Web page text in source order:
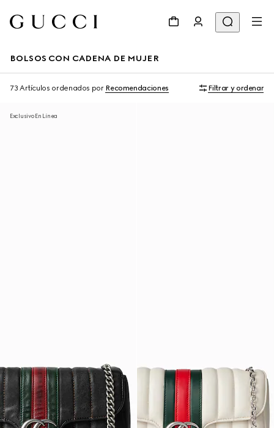
BOLSOS CON CADENA DE MUJER
73 Artículos ordenados por Recomendaciones Filtrar y ordenar
Exclusivo En Línea